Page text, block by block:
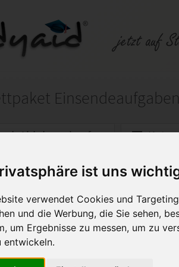
ist uns
verwendet Cookies und
und die Werbung, die Sie sehen,
um Ergebnisse zu messen, um zu
entwickeln.
verkaufen
Finanzwesen
BEIN 1 bis BEIN 7
Lösungen zu den
Alle 7 Arbeiten wurden mit